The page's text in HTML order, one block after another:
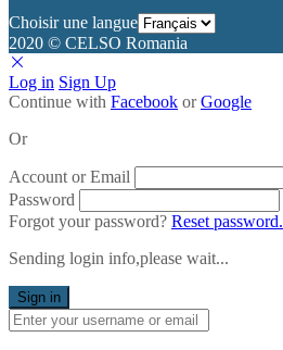
Choisir une langue
2020 © CELSO Romania
Log in Sign Up
Continue with Facebook orGoogle
Or
Account or Email
Password
Forgot your password? Reset password.
Sending login info,please wait...
Sign in